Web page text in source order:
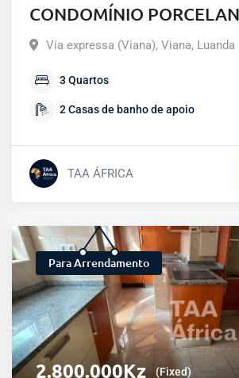
CONDOMÍNIO
Via expressa (Viana), Viana, Luanda
3Quartos
2Casas de banho de apoio
TAA ÁFRICA
Para Arrendamento
2.800.000Kz (Fixed)